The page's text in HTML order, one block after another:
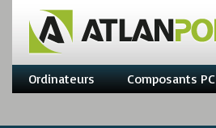
Ordinateurs Composants PC